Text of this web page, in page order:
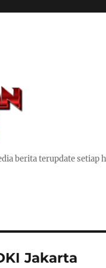
berita terupdate setiap
Jakarta